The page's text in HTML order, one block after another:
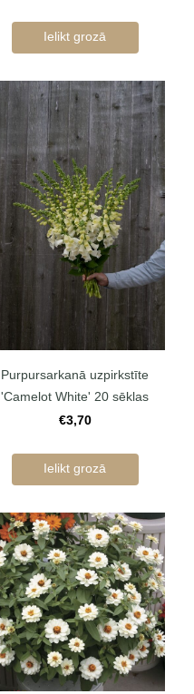
Ielikt grozā
Purpursarkanā uzpirkstīte
'Camelot White' 20 sēklas
€3,70
Ielikt grozā